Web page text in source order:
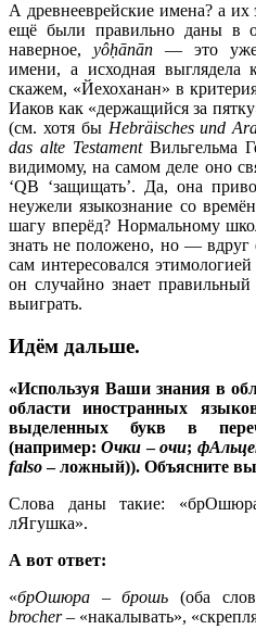
А древнееврейские имена? а
ещё были правильно даны в
наверное, yôḥānān — это уже
имени, а исходная выглядела
скажем, «Йехоханан» в
Иаков как «держащийся за
(см. хотя бы Hebräisches und
das alte TestamentВильгельма
видимому, на самом деле оно
‘QB ‘защищать’. Да, она
неужели языкознание со
шагу вперёд? Нормальному
знать не положено, но —
сам интересовался
он случайно знает
выиграть.
Идём дальше.
«Используя Ваши знания в
области иностранных
выделенных букв в
(например:Очки –очи;
falso– ложный)). Объясните
Слова даны такие:
лЯгушка».
А вот ответ:
«брОшюра – брошь (оба
brocher– «накалывать»,